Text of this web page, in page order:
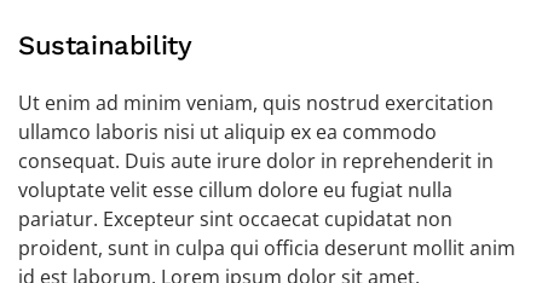
Sustainability
Ut enim ad minim veniam, quis nostrud exercitation
ullamco laboris nisi ut aliquip ex ea commodo
consequat. Duis aute irure dolor in reprehenderit in
voluptate velit esse cillum dolore eu fugiat nulla
pariatur. Excepteur sint occaecat cupidatat non
proident, sunt in culpa qui officia deserunt mollit anim
id est laborum. Lorem ipsum dolor sit amet.